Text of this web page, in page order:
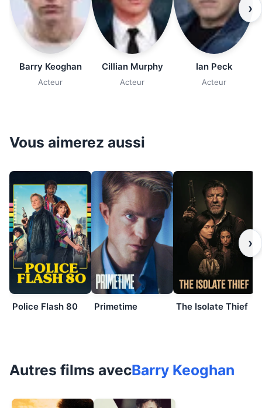
Barry Keoghan
Acteur
Cillian Murphy
Acteur
Ian Peck
Acteur
›
Vous aimerez aussi
Police Flash 80 Primetime The Isolate Thief
›
Autres films avecBarry Keoghan